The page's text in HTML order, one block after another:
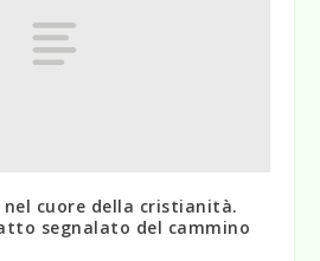
nel cuore della cristianità.
segnalato del cammino